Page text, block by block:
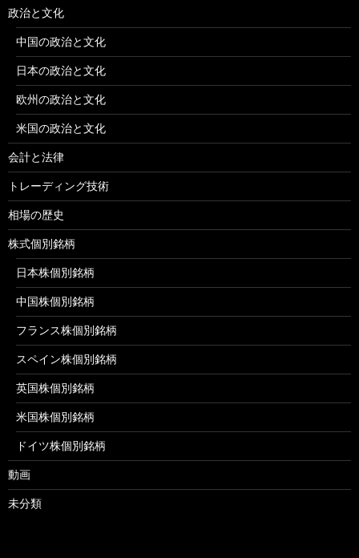
政治と文化
中国の政治と文化
日本の政治と文化
欧州の政治と文化
米国の政治と文化
会計と法律
トレーディング技術
相場の歴史
株式個別銘柄
日本株個別銘柄
中国株個別銘柄
フランス株個別銘柄
スペイン株個別銘柄
英国株個別銘柄
米国株個別銘柄
ドイツ株個別銘柄
動画
未分類